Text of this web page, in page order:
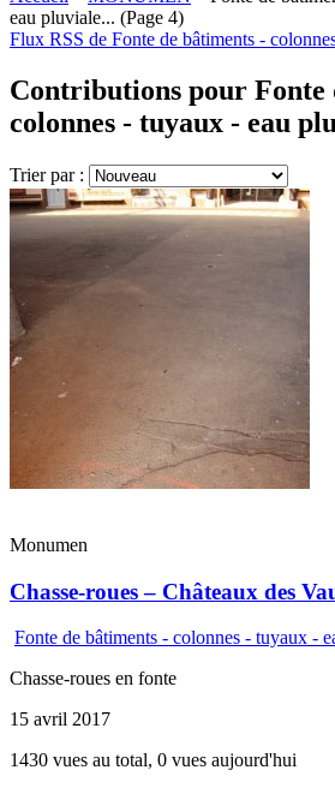
eau pluviale... (Page 4)
Flux RSS de Fonte de bâtiments -
Contributions pour Fonte
colonnes - tuyaux - eau
Trier par :
Monumen
Chasse-roues – Châteaux des
Fonte de bâtiments - colonnes - tuyaux -
Chasse-roues en fonte
15 avril 2017
1430 vues au total, 0 vues aujourd'hui